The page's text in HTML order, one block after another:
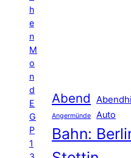
h
e
n
M
o
n
d
E
G
P
1
Abend
Angermünde Auto
Bahn: